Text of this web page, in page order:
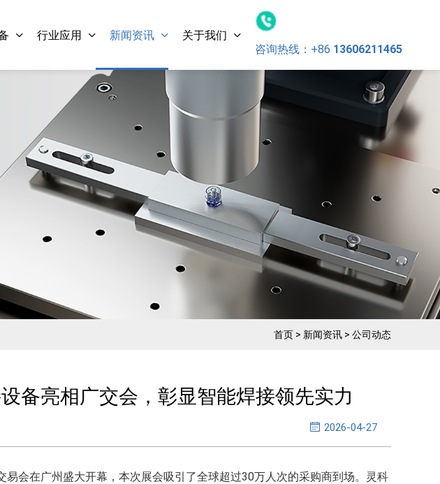
行业应用 新闻资讯
关于我们
咨询热线： +86 13606211465
首页 > 新闻资讯 > 公司动态
备亮相广交会，彰显智能焊接领先实力
2026-04-27
会在广州盛大开幕，本次展会吸引了全球超过30万人次的采购商到场。灵科